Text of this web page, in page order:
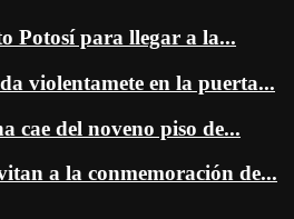
Potosí para llegar a la...
violentamete en la puerta...
cae del noveno piso de...
a la conmemoración de...